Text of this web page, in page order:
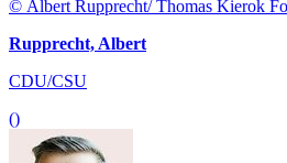
© Albert Rupprecht/ Thomas Kierok
Rupprecht, Albert
CDU/CSU
()